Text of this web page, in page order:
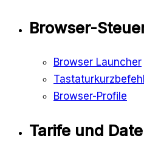
Browser-
Browser Launcher
Browser-Profile
Tarife und